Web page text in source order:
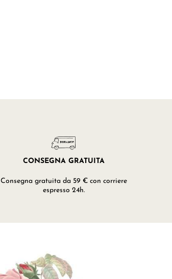
CONSEGNA GRATUITA
Consegna gratuita da 59 € con corriere
espresso 24h.